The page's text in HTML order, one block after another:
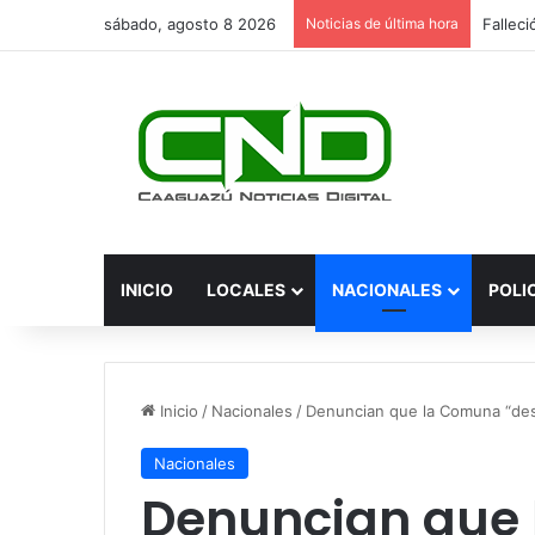
sábado, agosto 8 2026 Noticias de última hora
INICIO LOCALES NACIONALES
Inicio / Nacionales / Denuncian que la Comuna
Nacionales
Denuncian